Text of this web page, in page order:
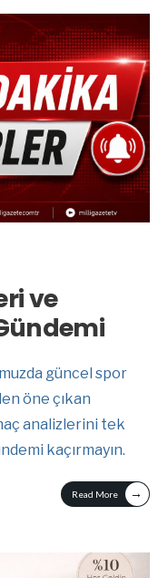
ve
güncel spor
öne çıkan
analizlerini tek
kaçırmayın.
Read More →